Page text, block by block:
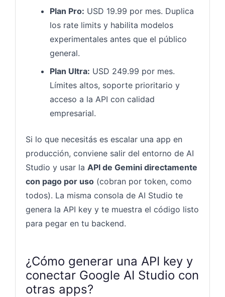
Plan Pro: USD 19.99 por mes. Duplica
los rate limits y habilita modelos
experimentales antes que el público
general.
Plan Ultra: USD 249.99 por mes.
Límites altos, soporte prioritario y
acceso a la API con calidad
empresarial.
Si lo que necesitás es escalar una app en
producción, conviene salir del entorno de AI
Studio y usar la API de Gemini directamente
con pago por uso (cobran por token, como
todos). La misma consola de AI Studio te
genera la API key y te muestra el código listo
para pegar en tu backend.
¿Cómo generar una API key y
conectar Google AI Studio con
otras apps?